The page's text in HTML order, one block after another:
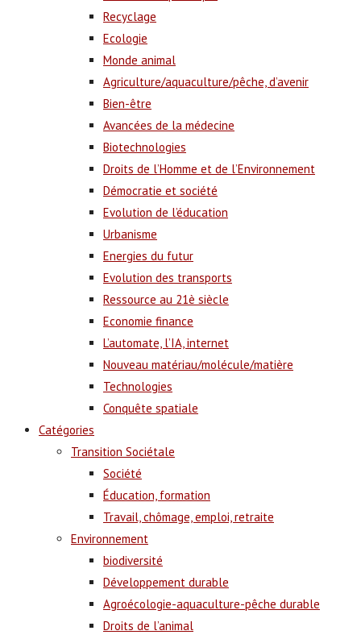
Recyclage
Ecologie
Monde animal
Agriculture/aquaculture/pêche, d’avenir
Bien-être
Avancées de la médecine
Biotechnologies
Droits de l’Homme et de l’Environnement
Démocratie et société
Evolution de l’éducation
Urbanisme
Energies du futur
Evolution des transports
Ressource au 21è siècle
Economie finance
L’automate, l’IA, internet
Nouveau matériau/molécule/matière
Technologies
Conquête spatiale
Catégories
Transition Sociétale
Société
Éducation, formation
Travail, chômage, emploi, retraite
Environnement
biodiversité
Développement durable
Agroécologie-aquaculture-pêche durable
Droits de l’animal